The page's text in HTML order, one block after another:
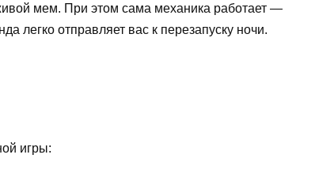
мем. При этом сама механика работает —
легко отправляет вас к перезапуску ночи.
игры: